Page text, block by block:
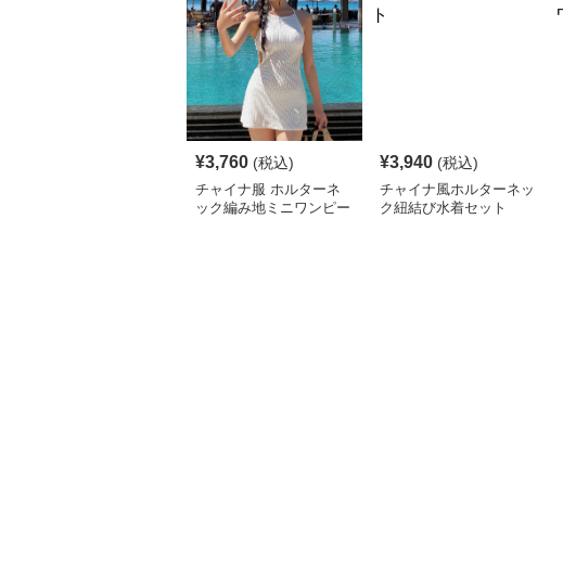
¥3,760 (税込)
チャイナ服 ホルターネ
ック編み地ミニワンピー
¥3,940 (税込)
チャイナ風ホルターネッ
ク紐結び水着セット